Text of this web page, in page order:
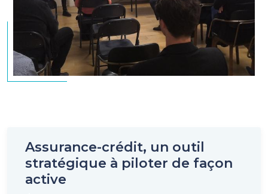
Assurance-crédit, un outil
stratégique à piloter de façon
active